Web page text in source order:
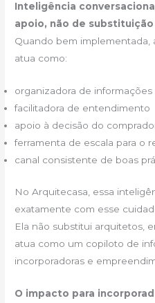
Inteligência
apoio, não de substituição
Quando bem implementada,
atua como:
organizadora de informações
facilitadora de entendimento
apoio à decisão do
ferramenta de escala para o
canal consistente de boas
No Arquitecasa, essa
exatamente com esse
Ela não substitui arquitetos,
atua como um copiloto de
incorporadoras e
O impacto para